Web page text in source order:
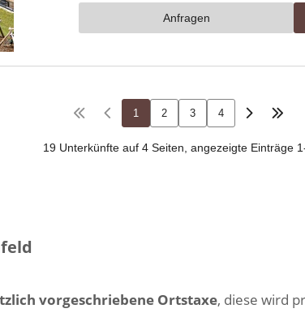
vorgeschriebene Ortstaxe, diese wird